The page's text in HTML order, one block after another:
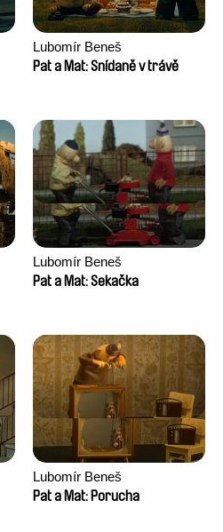
Lubomír Beneš
Pat a Mat: Snídaně v trávě
Lubomír Beneš
Pat a Mat: Sekačka
Lubomír Beneš
Pat a Mat: Porucha